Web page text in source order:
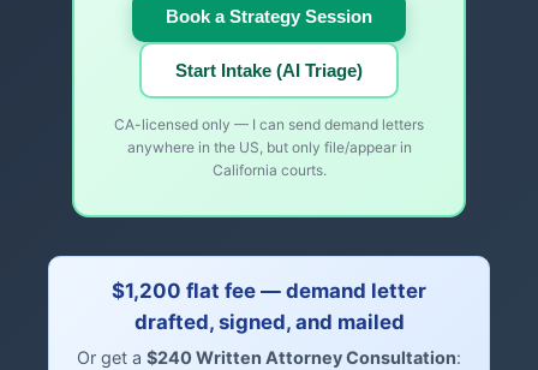
Book a Strategy Session
Start Intake (AI Triage)
CA-licensed only — I can send demand letters
anywhere in the US, but only file/appear in
California courts.
$1,200 flat fee — demand letter
drafted, signed, and mailed
Or get a $240 Written Attorney Consultation: